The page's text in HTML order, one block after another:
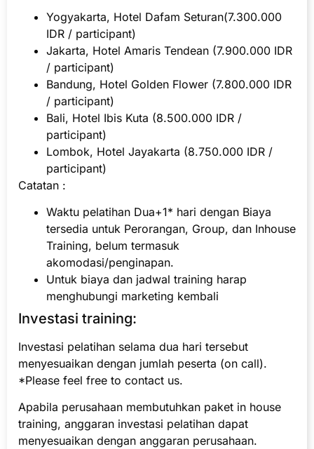
Yogyakarta, Hotel Dafam Seturan(7.300.000
IDR / participant)
Jakarta, Hotel Amaris Tendean (7.900.000 IDR
/ participant)
Bandung, Hotel Golden Flower (7.800.000 IDR
/ participant)
Bali, Hotel Ibis Kuta (8.500.000 IDR /
participant)
Lombok, Hotel Jayakarta (8.750.000 IDR /
participant)
Catatan :
Waktu pelatihan Dua+1* hari dengan Biaya
tersedia untuk Perorangan, Group, dan Inhouse
Training, belum termasuk
akomodasi/penginapan.
Untuk biaya dan jadwal training harap
menghubungi marketing kembali
Investasi training:
Investasi pelatihan selama dua hari tersebut
menyesuaikan dengan jumlah peserta (on call).
*Please feel free to contact us.
Apabila perusahaan membutuhkan paket in house
training, anggaran investasi pelatihan dapat
menyesuaikan dengan anggaran perusahaan.